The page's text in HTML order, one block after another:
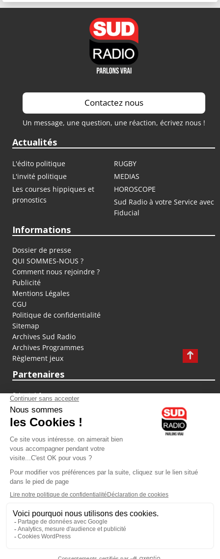
Contactez nous
Un message, une question, une réaction, écrivez nous !
Actualités
L'édito politique
RUGBY
L'invité politique
MEDIAS
Les courses hippiques et
pronostics
HOROSCOPE
Sud Radio à votre Service avec
Fiducial
Informations
Dossier de presse
QUI SOMMES-NOUS ?
Comment nous rejoindre ?
Publicité
Mentions Légales
CGU
Politique de confidentialité
Sitemap
Archives Sud Radio
Archives Programmes
Règlement jeux
Partenaires
fiducial.fr
lyoncapitale.fr
olympique-et-lyonnais.com
L'application Iphone / Android
Téléchargez l'application
Les cookies
Gestion des cookies
Crédit photos : ©Sud Radio / Pierre Olivier